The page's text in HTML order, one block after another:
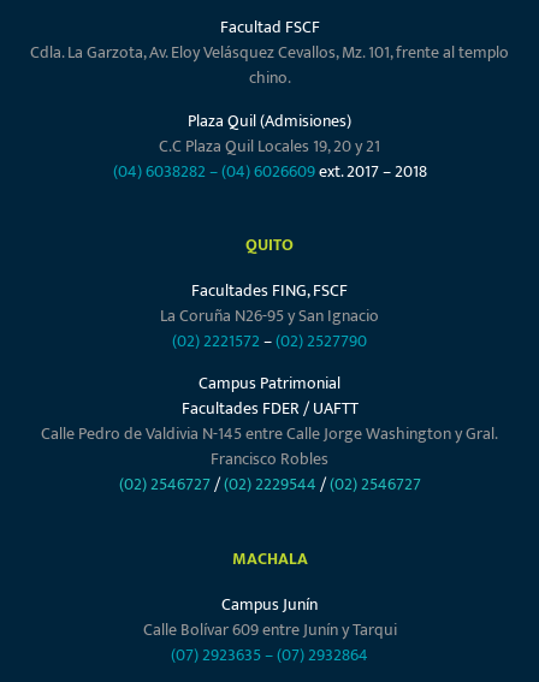
Facultad FSCF
Cdla. La Garzota, Av. Eloy Velásquez Cevallos, Mz. 101, frente al templo
chino.
Plaza Quil (Admisiones)
C.C Plaza Quil Locales 19, 20 y 21
(04) 6038282–(04) 6026609ext. 2017 – 2018
QUITO
Facultades FING, FSCF
La Coruña N26-95 y San Ignacio
(02) 2221572–(02) 2527790
Campus Patrimonial
Facultades FDER / UAFTT
Calle Pedro de Valdivia N-145 entre Calle Jorge Washington y Gral.
Francisco Robles
(02) 2546727/(02) 2229544/(02) 2546727
MACHALA
Campus Junín
Calle Bolívar 609 entre Junín y Tarqui
(07) 2923635–(07) 2932864